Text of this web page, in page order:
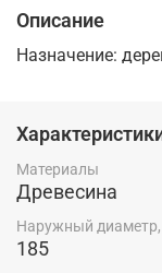
Описание
Назначение:
Материалы
Древесина
Наружный
185